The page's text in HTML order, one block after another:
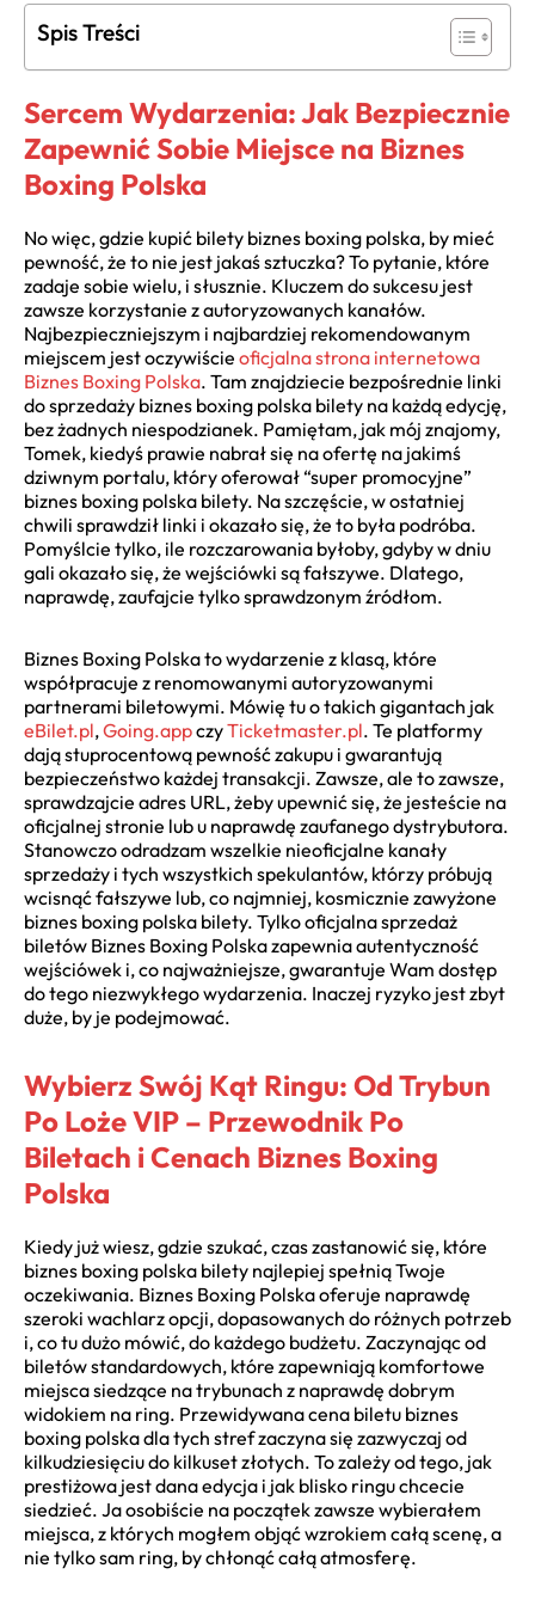
Spis Treści
Sercem Wydarzenia: Jak Bezpiecznie
Zapewnić Sobie Miejsce na Biznes
Boxing Polska
No więc, gdzie kupić bilety biznes boxing polska, by mieć
pewność, że to nie jest jakaś sztuczka? To pytanie, które
zadaje sobie wielu, i słusznie. Kluczem do sukcesu jest
zawsze korzystanie z autoryzowanych kanałów.
Najbezpieczniejszym i najbardziej rekomendowanym
miejscem jest oczywiście oficjalna strona internetowa
Biznes Boxing Polska. Tam znajdziecie bezpośrednie linki
do sprzedaży biznes boxing polska bilety na każdą edycję,
bez żadnych niespodzianek. Pamiętam, jak mój znajomy,
Tomek, kiedyś prawie nabrał się na ofertę na jakimś
dziwnym portalu, który oferował “super promocyjne”
biznes boxing polska bilety. Na szczęście, w ostatniej
chwili sprawdził linki i okazało się, że to była podróba.
Pomyślcie tylko, ile rozczarowania byłoby, gdyby w dniu
gali okazało się, że wejściówki są fałszywe. Dlatego,
naprawdę, zaufajcie tylko sprawdzonym źródłom.
Biznes Boxing Polska to wydarzenie z klasą, które
współpracuje z renomowanymi autoryzowanymi
partnerami biletowymi. Mówię tu o takich gigantach jak
eBilet.pl,Going.appczyTicketmaster.pl. Te platformy
dają stuprocentową pewność zakupu i gwarantują
bezpieczeństwo każdej transakcji. Zawsze, ale to zawsze,
sprawdzajcie adres URL, żeby upewnić się, że jesteście na
oficjalnej stronie lub u naprawdę zaufanego dystrybutora.
Stanowczo odradzam wszelkie nieoficjalne kanały
sprzedaży i tych wszystkich spekulantów, którzy próbują
wcisnąć fałszywe lub, co najmniej, kosmicznie zawyżone
biznes boxing polska bilety. Tylko oficjalna sprzedaż
biletów Biznes Boxing Polska zapewnia autentyczność
wejściówek i, co najważniejsze, gwarantuje Wam dostęp
do tego niezwykłego wydarzenia. Inaczej ryzyko jest zbyt
duże, by je podejmować.
Wybierz Swój Kąt Ringu: Od Trybun
Po Loże VIP – Przewodnik Po
Biletach i Cenach Biznes Boxing
Polska
Kiedy już wiesz, gdzie szukać, czas zastanowić się, które
biznes boxing polska bilety najlepiej spełnią Twoje
oczekiwania. Biznes Boxing Polska oferuje naprawdę
szeroki wachlarz opcji, dopasowanych do różnych potrzeb
i, co tu dużo mówić, do każdego budżetu. Zaczynając od
biletów standardowych, które zapewniają komfortowe
miejsca siedzące na trybunach z naprawdę dobrym
widokiem na ring. Przewidywana cena biletu biznes
boxing polska dla tych stref zaczyna się zazwyczaj od
kilkudziesięciu do kilkuset złotych. To zależy od tego, jak
prestiżowa jest dana edycja i jak blisko ringu chcecie
siedzieć. Ja osobiście na początek zawsze wybierałem
miejsca, z których mogłem objąć wzrokiem całą scenę, a
nie tylko sam ring, by chłonąć całą atmosferę.